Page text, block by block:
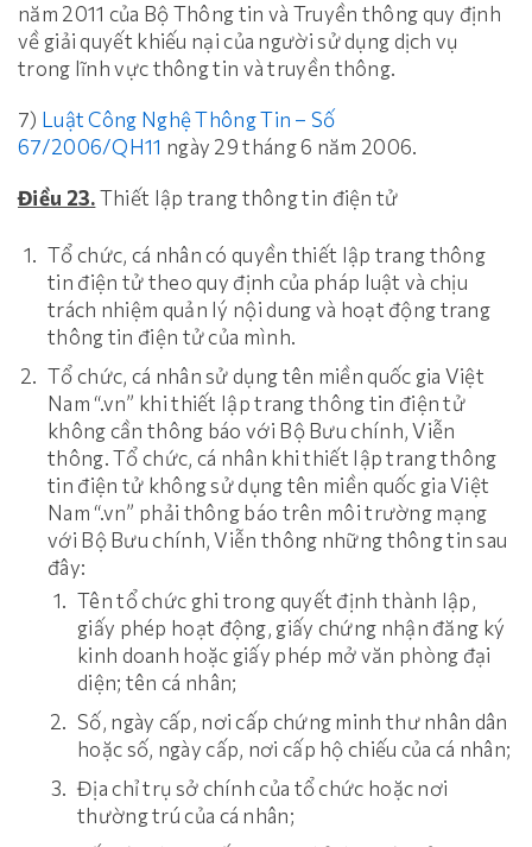
năm 2011 của Bộ Thông tin và Truyền thông quy định
về giải quyết khiếu nại của người sử dụng dịch vụ
trong lĩnh vực thông tin và truyền thông.
7) Luật Công Nghệ Thông Tin – Số
67/2006/QH11 ngày 29 tháng 6 năm 2006.
Điều 23.Thiết lập trang thông tin điện tử
Tổ chức, cá nhân có quyền thiết lập trang thông
tin điện tử theo quy định của pháp luật và chịu
trách nhiệm quản lý nội dung và hoạt động trang
thông tin điện tử của mình.
Tổ chức, cá nhân sử dụng tên miền quốc gia Việt
Nam “.vn” khi thiết lập trang thông tin điện tử
không cần thông báo với Bộ Bưu chính, Viễn
thông. Tổ chức, cá nhân khi thiết lập trang thông
tin điện tử không sử dụng tên miền quốc gia Việt
Nam “.vn” phải thông báo trên môi trường mạng
với Bộ Bưu chính, Viễn thông những thông tin sau
đây:
Tên tổ chức ghi trong quyết định thành lập,
giấy phép hoạt động, giấy chứng nhận đăng ký
kinh doanh hoặc giấy phép mở văn phòng đại
diện; tên cá nhân;
Số, ngày cấp, nơi cấp chứng minh thư nhân dân
hoặc số, ngày cấp, nơi cấp hộ chiếu của cá nhân;
Địa chỉ trụ sở chính của tổ chức hoặc nơi
thường trú của cá nhân;